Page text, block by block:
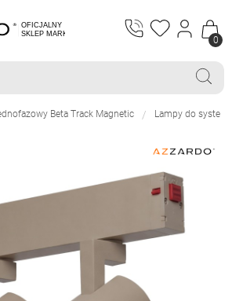
0
Beta Track Magnetic Lampy do